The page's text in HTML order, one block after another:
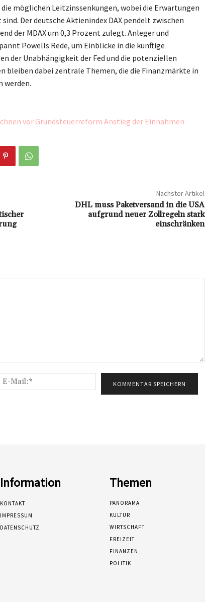
möglichen Leitzinssenkungen, wobei die Erwartungen
Der deutsche Aktienindex DAX pendelt zwischen
der MDAX um 0,3 Prozent zulegt. Anleger und
Powells Rede, um Einblicke in die künftige
der Unabhängigkeit der Fed und die potenziellen
bleiben dabei zentrale Themen, die die Finanzmärkte in
werden.
vor Grundsteuerreform Anstieg der Einnahmen
Nächster Artikel
DHL muss Paketversand in die USA
aufgrund neuer Zollregeln stark
einschränken
Mail:*
Information
KONTAKT
IMPRESSUM
DATENSCHUTZ
Themen
PANORAMA
KULTUR
WIRTSCHAFT
FREIZEIT
FINANZEN
POLITIK